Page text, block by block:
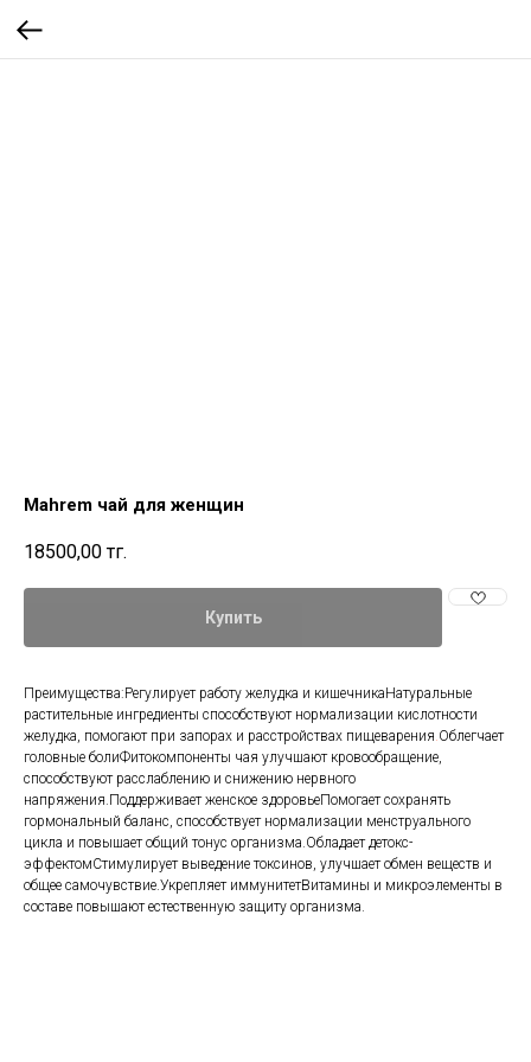
Mahrem чай для женщин
18500,00 тг.
Купить
Преимущества:Регулирует работу желудка и кишечникаНатуральные
растительные ингредиенты способствуют нормализации кислотности
желудка, помогают при запорах и расстройствах пищеварения.Облегчает
головные болиФитокомпоненты чая улучшают кровообращение,
способствуют расслаблению и снижению нервного
напряжения.Поддерживает женское здоровьеПомогает сохранять
гормональный баланс, способствует нормализации менструального
цикла и повышает общий тонус организма.Обладает детокс-
эффектомСтимулирует выведение токсинов, улучшает обмен веществ и
общее самочувствие.Укрепляет иммунитетВитамины и микроэлементы в
составе повышают естественную защиту организма.